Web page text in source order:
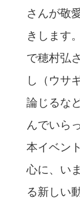
さんが敬
きします
で穂村弘
し（ウサ
論じるな
んでいら
本イベン
心に、い
る新しい